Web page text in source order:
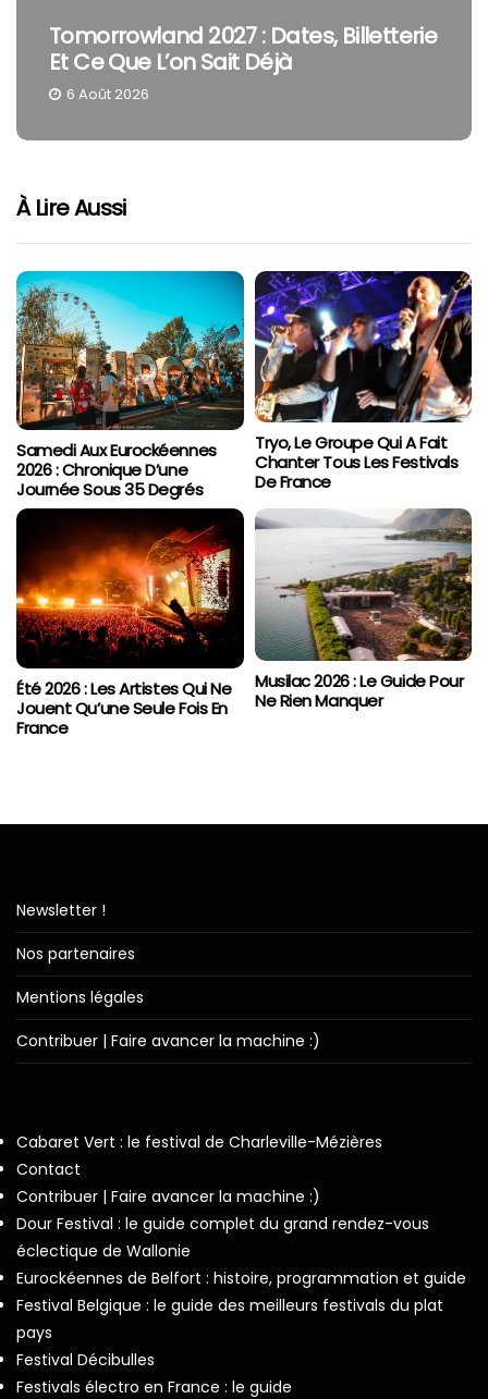
2027 : Dates, Billetterie
Ce Que L’on Sait Déjà
6 Août 2026
À Lire Aussi
Samedi Aux Eurockéennes
2026 : Chronique D’une
Journée Sous 35 Degrés
Tryo, Le Groupe Qui A Fait
Chanter Tous Les Festivals
De France
Été 2026 : Les Artistes Qui Ne
Jouent Qu’une Seule Fois En
France
Musilac 2026 : Le Guide Pour
Ne Rien Manquer
Newsletter !
Nos partenaires
Mentions légales
Contribuer | Faire avancer la machine :)
Cabaret Vert : le festival de Charleville-Mézières
Contact
Contribuer | Faire avancer la machine :)
Dour Festival : le guide complet du grand rendez-vous
éclectique de Wallonie
Eurockéennes de Belfort : histoire, programmation et guide
Festival Belgique : le guide des meilleurs festivals du plat
pays
Festival Décibulles
Festivals électro en France : le guide